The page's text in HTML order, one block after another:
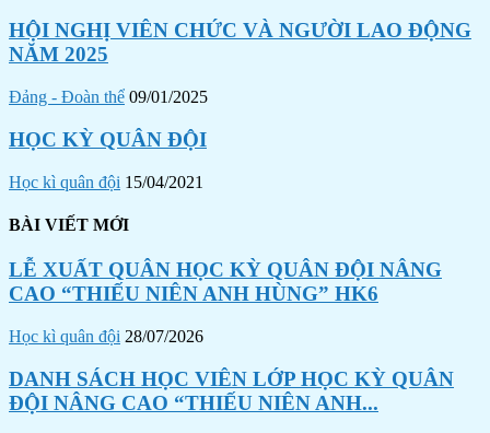
HỘI NGHỊ VIÊN CHỨC VÀ NGƯỜI LAO ĐỘNG
NĂM 2025
Đảng - Đoàn thể 09/01/2025
HỌC KỲ QUÂN ĐỘI
Học kì quân đội 15/04/2021
BÀI VIẾT MỚI
LỄ XUẤT QUÂN HỌC KỲ QUÂN ĐỘI NÂNG
CAO “THIẾU NIÊN ANH HÙNG” HK6
Học kì quân đội 28/07/2026
DANH SÁCH HỌC VIÊN LỚP HỌC KỲ QUÂN
ĐỘI NÂNG CAO “THIẾU NIÊN ANH...